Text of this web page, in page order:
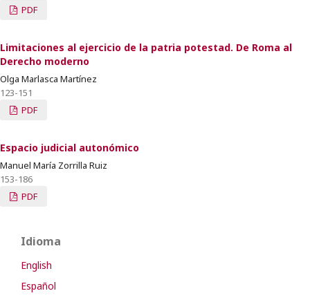
PDF
Limitaciones al ejercicio de la patria potestad. De Roma al
Derecho moderno
Olga Marlasca Martínez
123-151
PDF
Espacio judicial autonómico
Manuel María Zorrilla Ruiz
153-186
PDF
Idioma
English
Español